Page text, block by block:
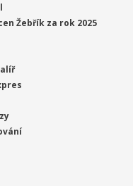
Žebřík za rok 2025